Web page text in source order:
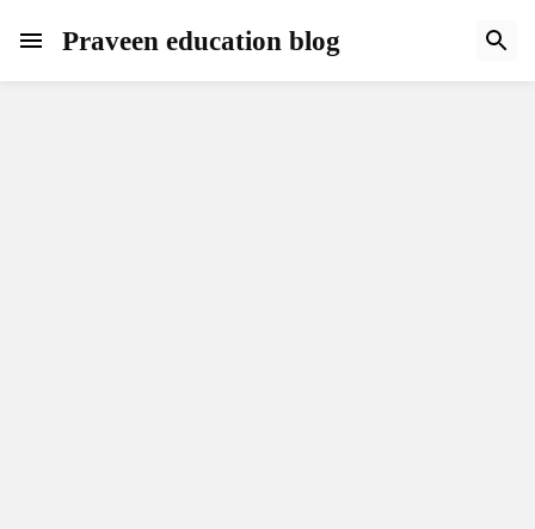
Praveen education blog